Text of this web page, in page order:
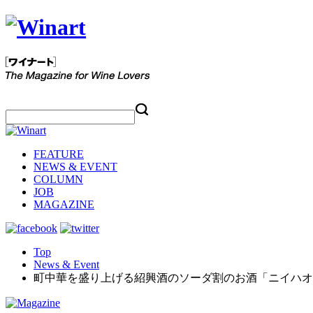
FEATURE
NEWS & EVENT
COLUMN
JOB
MAGAZINE
Top
News & Event
町中華を盛り上げる紹興酒のソーダ割のお酒「ニイハ